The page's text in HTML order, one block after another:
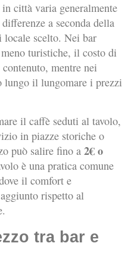
città varia generalmente
a seconda della
scelto. Nei bar
turistiche, il costo di
mentre nei
il lungomare i prezzi
il caffè seduti al tavolo,
in piazze storiche o
può salire fino a 2€ o
è una pratica comune
il comfort e
rispetto al
tra bar e